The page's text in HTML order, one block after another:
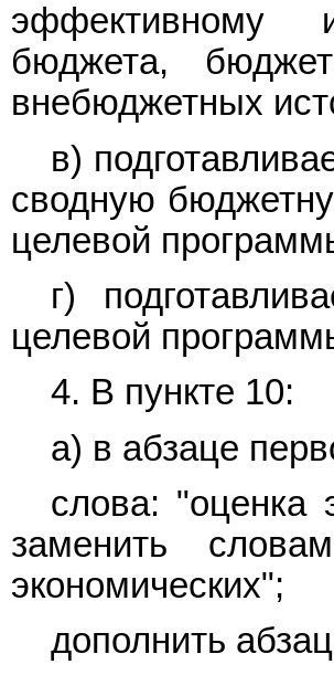
эффективному
бюджета,
внебюджетных
в)
сводную
целевой
г)
целевой
4. В пункте 10:
а) в абзаце
слова: "оценка
заменить
экономических";
дополнить абзац